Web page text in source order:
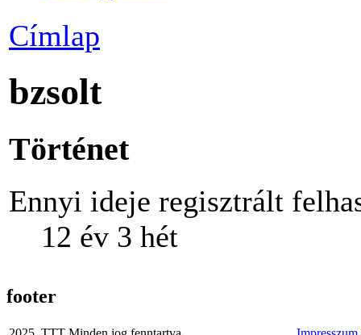
Címlap
bzsolt
Történet
Ennyi ideje regisztrált
12 év 3 hét
footer